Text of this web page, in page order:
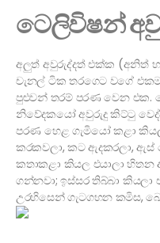
ටෙලිවිෂන්
අලුත් අවුරුද්දත් එක්ක (අනිත්
චැනල් ටික තරගෙට වගේ
පුළුවන් තරම් පරණ වෙන එක.
නිවේදකයෝ අවුරුදු කිට්ටු
පරණ හෙළ ගැමියෝ කළා
කරකවලා, කට ඇදකරලා,
කතාකළා කියල එයාලා
ගන්නවා; ඉස්සර තිබ්බා
උරහිසෙන් ගැටගහන කමිස,